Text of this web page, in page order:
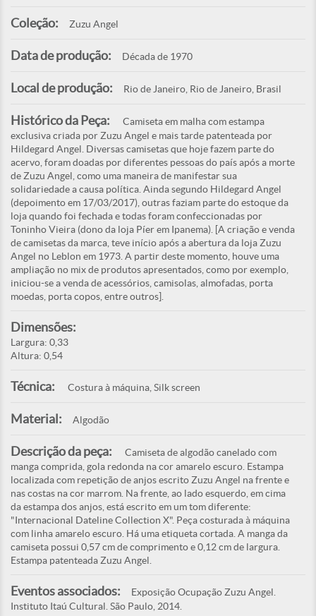
Coleção: Zuzu Angel
Data de produção: Década de 1970
Local de produção: Rio de Janeiro, Rio de Janeiro, Brasil
Histórico da Peça:
Camiseta em malha com estampa
exclusiva criada por Zuzu Angel e mais tarde patenteada por
Hildegard Angel. Diversas camisetas que hoje fazem parte do
acervo, foram doadas por diferentes pessoas do país após a morte
de Zuzu Angel, como uma maneira de manifestar sua
solidariedade a causa política. Ainda segundo Hildegard Angel
(depoimento em 17/03/2017), outras faziam parte do estoque da
loja quando foi fechada e todas foram confeccionadas por
Toninho Vieira (dono da loja Píer em Ipanema). [A criação e venda
de camisetas da marca, teve início após a abertura da loja Zuzu
Angel no Leblon em 1973. A partir deste momento, houve uma
ampliação no mix de produtos apresentados, como por exemplo,
iniciou-se a venda de acessórios, camisolas, almofadas, porta
moedas, porta copos, entre outros].
Dimensões:
Largura: 0,33
Altura: 0,54
Técnica: Costura à máquina, Silk screen
Material: Algodão
Descrição da peça:
Camiseta de algodão canelado com
manga comprida, gola redonda na cor amarelo escuro. Estampa
localizada com repetição de anjos escrito Zuzu Angel na frente e
nas costas na cor marrom. Na frente, ao lado esquerdo, em cima
da estampa dos anjos, está escrito em um tom diferente:
"Internacional Dateline Collection X". Peça costurada à máquina
com linha amarelo escuro. Há uma etiqueta cortada. A manga da
camiseta possui 0,57 cm de comprimento e 0,12 cm de largura.
Estampa patenteada Zuzu Angel.
Eventos associados:
Exposição Ocupação Zuzu Angel.
Instituto Itaú Cultural. São Paulo, 2014.